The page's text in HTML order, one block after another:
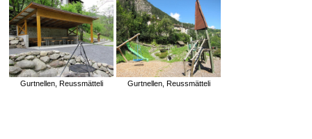
Gurtnellen, Reussmätteli Gurtnellen, Reussmätteli